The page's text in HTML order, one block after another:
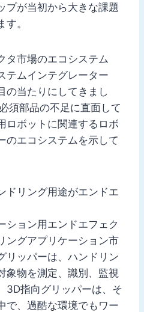
プが当初から大きな課題
。
タ市場のエコシステム
テムインテグレーター
の当たりにしてきまし
須部品の不足に直面して
ロボットに関連するロボ
のエコシステムを示して
ドリング用途がエンドエ
ション用エンドエフェク
ングアプリケーション市
リッパーは、ハンドリン
象物を測定、識別、監視
3D指向グリッパーは、そ
で、過酷な環境でもワー